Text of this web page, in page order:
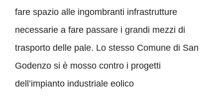
fare spazio alle ingombranti infrastrutture
necessarie a fare passare i grandi mezzi di
trasporto delle pale. Lo stesso Comune di San
Godenzo si è mosso contro i progetti
dell’impianto industriale eolico